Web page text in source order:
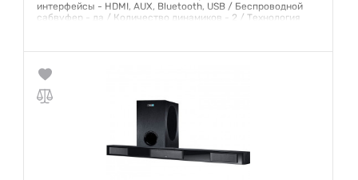
интерфейсы - HDMI, AUX, Bluetooth, USB / Беспроводной
сабвуфер - да / Количество динамиков - 2 / Технология
Гарантия:12 месяцев